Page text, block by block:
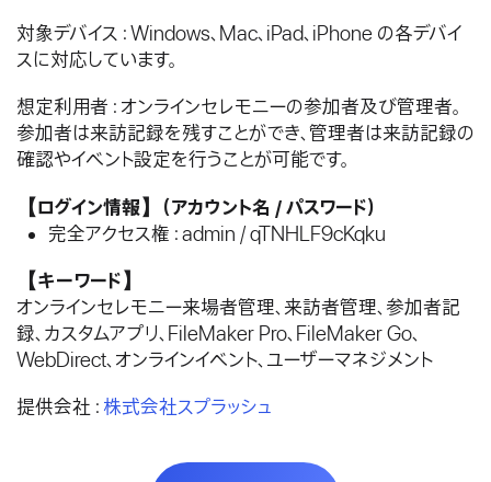
対象デバイス：Windows、Mac、iPad、iPhone の各デバイ
スに対応しています。
想定利用者：オンラインセレモニーの参加者及び管理者。
参加者は来訪記録を残すことができ、管理者は来訪記録の
確認やイベント設定を行うことが可能です。
【ログイン情報】（アカウント名 / パスワード）
完全アクセス権：admin / qTNHLF9cKqku
【キーワード】
オンラインセレモニー来場者管理、来訪者管理、参加者記
録、カスタムアプリ、FileMaker Pro、FileMaker Go、
WebDirect、オンラインイベント、ユーザーマネジメント
提供会社： 株式会社スプラッシュ